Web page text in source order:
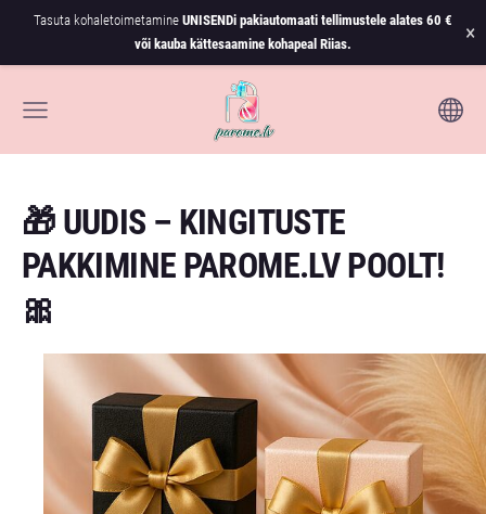
Tasuta kohaletoimetamine UNISENDi pakiautomaati tellimustele alates 60 €
või kauba kättesaamine kohapeal Riias.
×
🎁 UUDIS – KINGITUSTE
PAKKIMINE PAROME.LV POOLT!
🎀